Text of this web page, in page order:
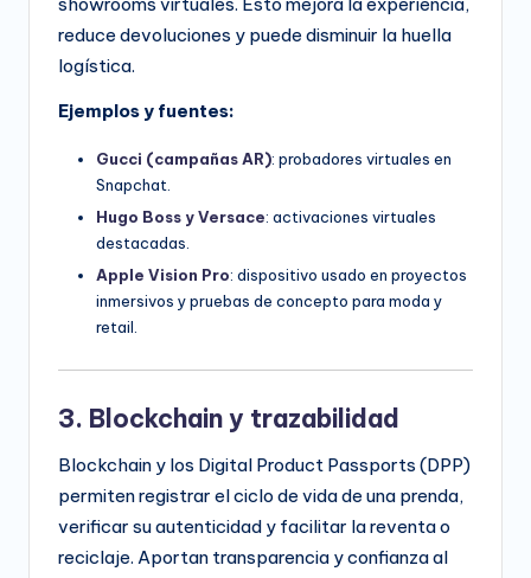
reduce devoluciones y puede disminuir la huella
logística.
Ejemplos y fuentes:
Gucci (campañas AR): probadores virtuales en
Snapchat.
Hugo Boss y Versace: activaciones virtuales
destacadas.
Apple Vision Pro: dispositivo usado en proyectos
inmersivos y pruebas de concepto para moda y
retail.
3. Blockchain y trazabilidad
Blockchain y los Digital Product Passports (DPP)
permiten registrar el ciclo de vida de una prenda,
verificar su autenticidad y facilitar la reventa o
reciclaje. Aportan transparencia y confianza al